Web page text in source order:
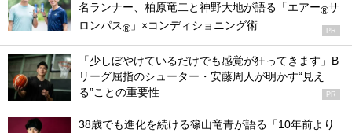
名ランナー、柏原竜二と神野大地が語る「エアー®サ
ロンパス® 」×コンディショニング術 PR
「少しぼやけているだけでも感覚が狂ってきます」B
リーグ屈指のシューター・安藤周人が明かす“見え
る”ことの重要性
PR
38歳でも進化を続ける篠山竜青が語る「10年前より